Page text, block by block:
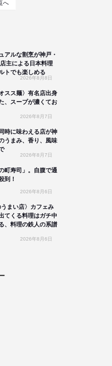
へ
アルな割烹が神戸・
主による日本料理
トでも楽しめる
2026年8月8日
スス麺〉有名店出身
、スープが濃くてお
2026年8月7日
時に味わえる店が神
うまみ、香り、風味
2026年8月7日
町寿司」。自腹で通
到！
2026年8月6日
うまい店〉カフェみ
てくる料理はガチ中
、料理の鉄人の系譜
2026年8月6日